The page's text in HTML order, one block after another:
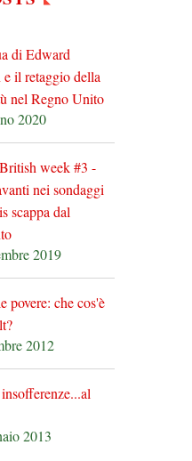
di Edward
il retaggio della
nel Regno Unito
2020
week #3 -
nei sondaggi
scappa dal
2019
povere: che cos'è
2012
2013